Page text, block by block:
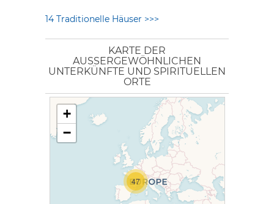
14 Traditionelle Häuser >>>
KARTE DER
AUSSERGEWÖHNLICHEN U
NTERKÜNFTE UND SPIRITUELLEN O
RTE
47
+
−